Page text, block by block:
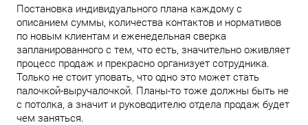
Постановка индивидуального плана каждому с
описанием суммы, количества контактов и нормативов
по новым клиентам и еженедельная сверка
запланированного с тем, что есть, значительно оживляет
процесс продаж и прекрасно организует сотрудника.
Только не стоит уповать, что одно это может стать
палочкой-выручалочкой. Планы-то тоже должны быть не
с потолка, а значит и руководителю отдела продаж будет
чем заняться.